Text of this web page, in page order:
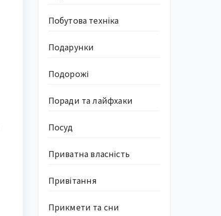
Побутова техніка
Подарунки
Подорожі
Поради та лайфхаки
Посуд
Приватна власність
Привітання
Прикмети та сни